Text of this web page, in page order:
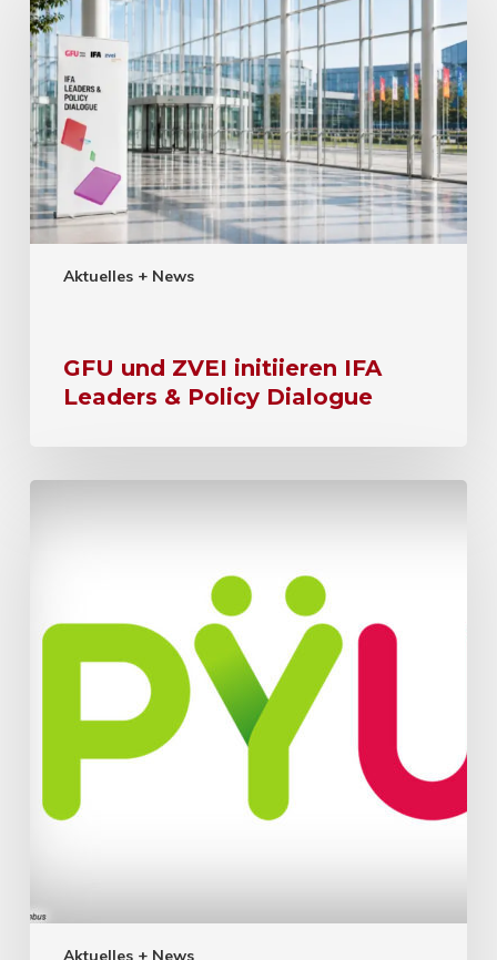
Aktuelles + News
GFU und ZVEI initiieren IFA
Leaders & Policy Dialogue
Aktuelles + News